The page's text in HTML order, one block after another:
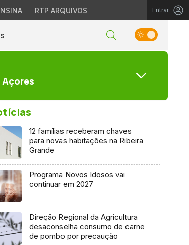
RTP ARQUIVOS Entrar
Açores
12 famílias receberam chaves
para novas habitações na Ribeira
Grande
Programa Novos Idosos vai
continuar em 2027
Direção Regional da Agricultura
desaconselha consumo de carne
de pombo por precaução